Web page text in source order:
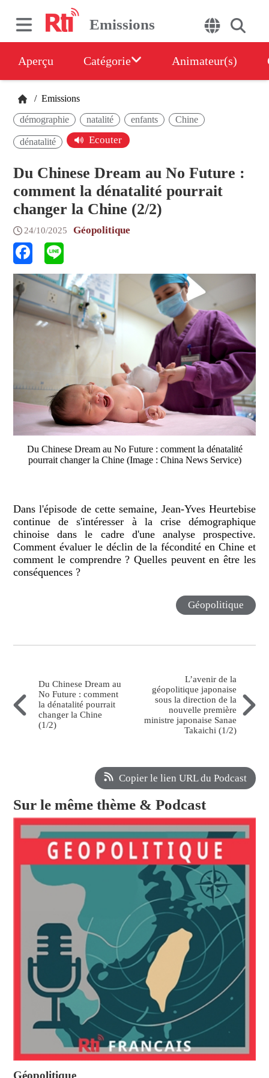
Emissions
Aperçu Catégorie Animateur(s)
/ Emissions
démographie natalité enfants Chine
dénatalité Ecouter
Du Chinese Dream au No Future :
comment la dénatalité pourrait
changer la Chine (2/2)
24/10/2025 Géopolitique
Du Chinese Dream au No Future : comment la dénatalité
pourrait changer la Chine (Image : China News Service)
Dans l'épisode de cette semaine, Jean-Yves Heurtebise
continue de s'intéresser à la crise démographique
chinoise dans le cadre d'une analyse prospective.
Comment évaluer le déclin de la fécondité en Chine et
comment le comprendre ? Quelles peuvent en être les
conséquences ?
Géopolitique
Du Chinese Dream au
No Future : comment
la dénatalité pourrait
changer la Chine
(1/2)
L’avenir de la
géopolitique japonaise
sous la direction de la
nouvelle première
ministre japonaise Sanae
Takaichi (1/2)
Copier le lien URL du Podcast
Sur le même thème & Podcast
Géopolitique